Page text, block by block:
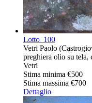
Lotto 100
Vetri Paolo
preghiera olio su tela,
Vetri
Stima minima €500
Stima massima €700
Dettaglio